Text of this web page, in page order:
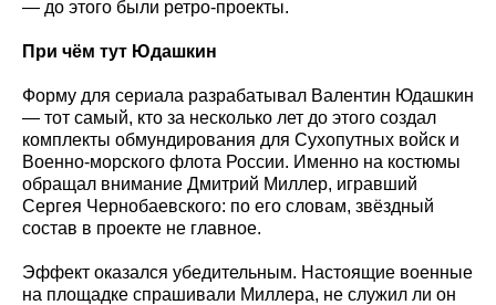
— до этого были ретро-проекты.
При чём тут Юдашкин
Форму для сериала разрабатывал Валентин Юдашкин
— тот самый, кто за несколько лет до этого создал
комплекты обмундирования для Сухопутных войск и
Военно-морского флота России. Именно на костюмы
обращал внимание Дмитрий Миллер, игравший
Сергея Чернобаевского: по его словам, звёздный
состав в проекте не главное.
Эффект оказался убедительным. Настоящие военные
на площадке спрашивали Миллера, не служил ли он